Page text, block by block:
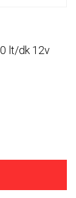
lt/dk 12v